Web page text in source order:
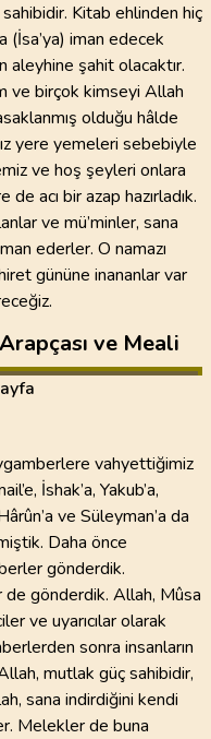
Kitab ehlinden hiç
iman edecek
aleyhine şahit olacaktır.
ve birçok kimseyi Allah
olduğu hâlde
yere yemeleri sebebiyle
ve hoş şeyleri onlara
acı bir azap hazırladık.
ve mü’minler, sana
ederler. O namazı
gününe inananlar var
ve Meali
vahyettiğimiz
İshak’a, Yakub’a,
ve Süleyman’a da
Daha önce
gönderdik.
de gönderdik. Allah, Mûsa
ve uyarıcılar olarak
sonra insanların
mutlak güç sahibidir,
sana indirdiğini kendi
Melekler de buna